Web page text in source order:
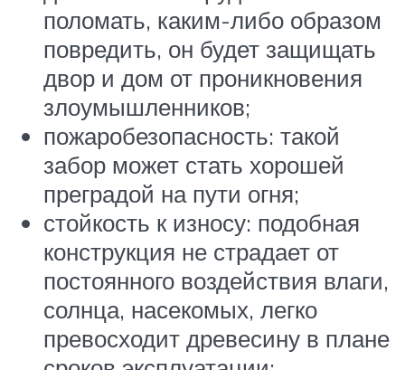
поломать, каким-либо образом
повредить, он будет защищать
двор и дом от проникновения
злоумышленников;
пожаробезопасность: такой
забор может стать хорошей
преградой на пути огня;
стойкость к износу: подобная
конструкция не страдает от
постоянного воздействия влаги,
солнца, насекомых, легко
превосходит древесину в плане